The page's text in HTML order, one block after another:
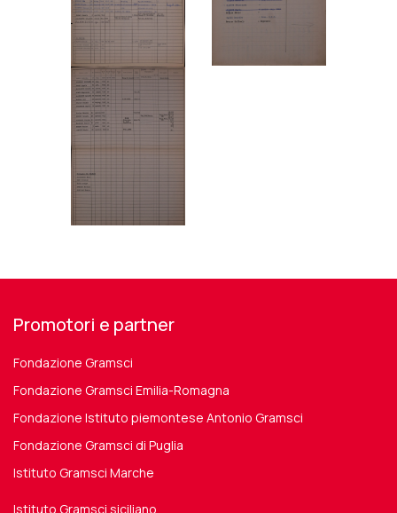
Promotori e partner
Fondazione Gramsci
Fondazione Gramsci Emilia-Romagna
Fondazione Istituto piemontese Antonio Gramsci
Fondazione Gramsci di Puglia
Istituto Gramsci Marche
Istituto Gramsci siciliano